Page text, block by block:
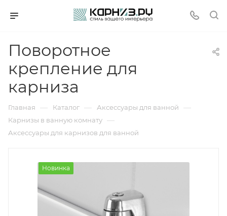
Поворотное
крепление для
карниза
Главная — Каталог — Аксессуары для ванной —
Карнизы в ванную комнату —
Аксессуары для карнизов для ванной
Новинка